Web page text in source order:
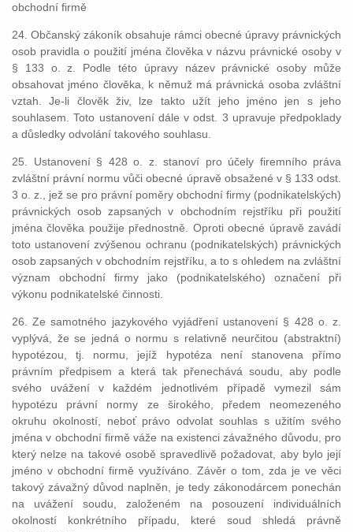
obchodní firmě
24. Občanský zákoník obsahuje rámci obecné úpravy právnických
osob pravidla o použití jména člověka v názvu právnické osoby v
§ 133 o. z. Podle této úpravy název právnické osoby může
obsahovat jméno člověka, k němuž má právnická osoba zvláštní
vztah. Je-li člověk živ, lze takto užít jeho jméno jen s jeho
souhlasem. Toto ustanovení dále v odst. 3 upravuje předpoklady
a důsledky odvolání takového souhlasu.
25. Ustanovení § 428 o. z. stanoví pro účely firemního práva
zvláštní právní normu vůči obecné úpravě obsažené v § 133 odst.
3 o. z., jež se pro právní poměry obchodní firmy (podnikatelských)
právnických osob zapsaných v obchodním rejstříku při použití
jména člověka použije přednostně. Oproti obecné úpravě zavádí
toto ustanovení zvýšenou ochranu (podnikatelských) právnických
osob zapsaných v obchodním rejstříku, a to s ohledem na zvláštní
význam obchodní firmy jako (podnikatelského) označení při
výkonu podnikatelské činnosti.
26. Ze samotného jazykového vyjádření ustanovení § 428 o. z.
vyplývá, že se jedná o normu s relativně neurčitou (abstraktní)
hypotézou, tj. normu, jejíž hypotéza není stanovena přímo
právním předpisem a která tak přenechává soudu, aby podle
svého uvážení v každém jednotlivém případě vymezil sám
hypotézu právní normy ze širokého, předem neomezeného
okruhu okolností, neboť právo odvolat souhlas s užitím svého
jména v obchodní firmě váže na existenci závažného důvodu, pro
který nelze na takové osobě spravedlivě požadovat, aby bylo její
jméno v obchodní firmě využíváno. Závěr o tom, zda je ve věci
takový závažný důvod naplněn, je tedy zákonodárcem ponechán
na uvážení soudu, založeném na posouzení individuálních
okolností konkrétního případu, které soud shledá právně